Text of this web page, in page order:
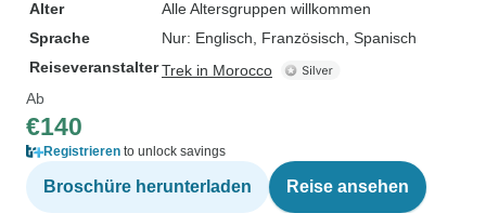
Alter
Alle Altersgruppen willkommen
Sprache
Nur: Englisch, Französisch, Spanisch
ReiseveranstalterTrek in Morocco
Ab
€140
Registrieren to unlock savings
Broschüre herunterladen Reise ansehen